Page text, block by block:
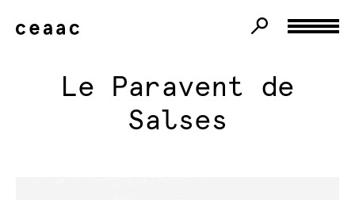
Le Paravent de
Salses